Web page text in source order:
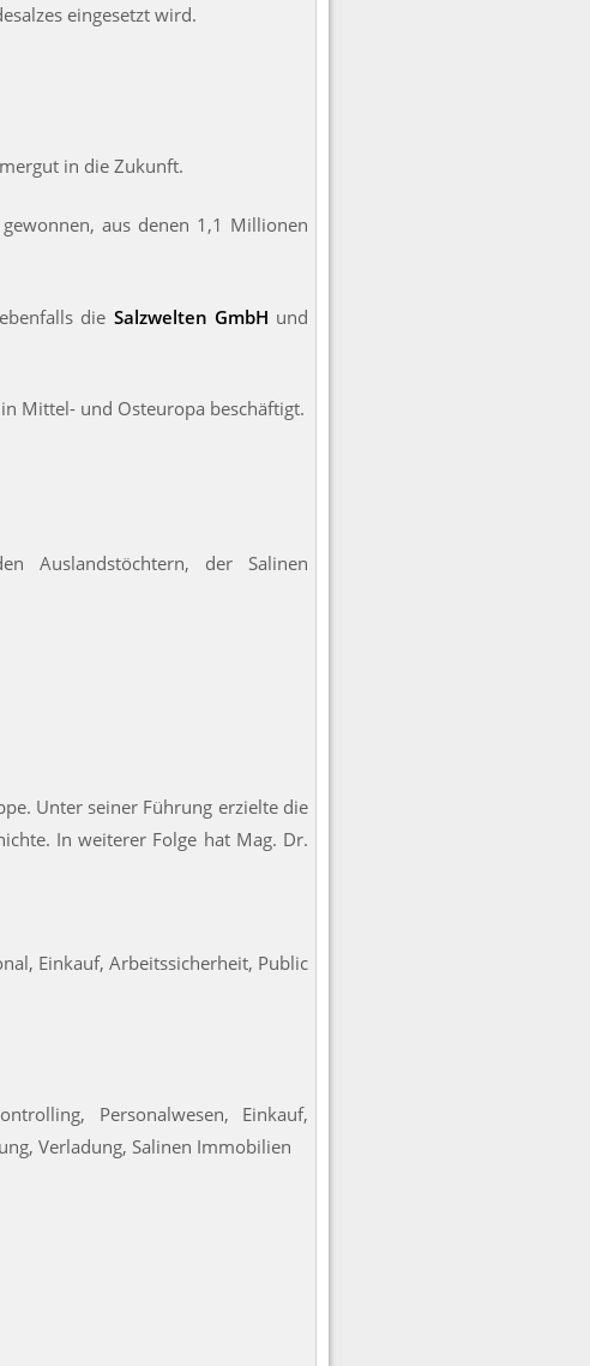
eingesetzt wird.
in die Zukunft.
aus denen 1,1 Millionen
die Salzwelten GmbH und
Mittel- und Osteuropa beschäftigt.
Auslandstöchtern, der Salinen
Unter seiner Führung erzielte die
In weiterer Folge hat Mag. Dr.
Einkauf, Arbeitssicherheit, Public
Personalwesen, Einkauf,
Verladung, Salinen Immobilien